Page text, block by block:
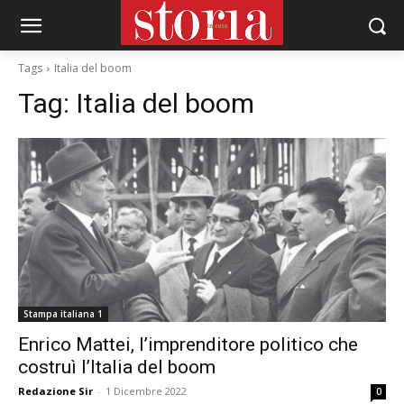
Tags Italia del boom
Tag: Italia del boom
Stampa italiana 1
Enrico Mattei, l’imprenditore politico che
costruì l’Italia del boom
Redazione Sir - 1 Dicembre 2022 0